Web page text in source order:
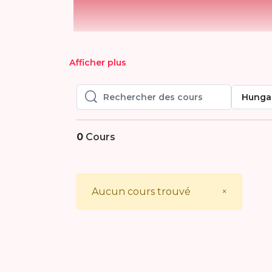
Afficher plus
Rechercher des cours
Rechercher des cours
0 Cours
×
Aucun cours trouvé